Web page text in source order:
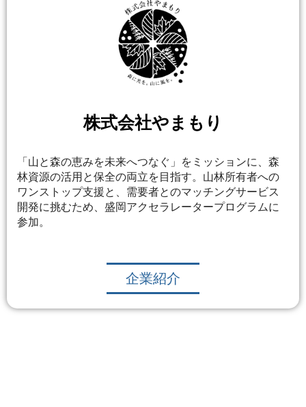
株式会社やまもり
「山と森の恵みを未来へつなぐ」をミッションに、森
林資源の活用と保全の両立を目指す。山林所有者への
ワンストップ支援と、需要者とのマッチングサービス
開発に挑むため、盛岡アクセラレータープログラムに
参加。
企業紹介